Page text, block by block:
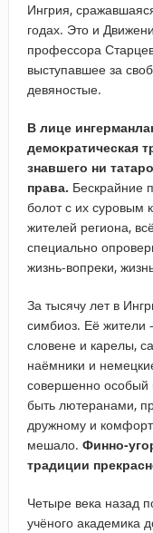
Ингрия,
годах. Это и
профессора
выступавшее за
девяностые.
В лице
демократическая
знавшего ни
права. Бескрайние
болот с их суровым
жителей региона,
специально
жизнь-вопреки,
За тысячу лет в
симбиоз. Её жители
словене и карелы,
наёмники и
совершенно особый
быть лютеранами,
дружному и
мешало. Финно-
традиции
Четыре века назад
учёного академика